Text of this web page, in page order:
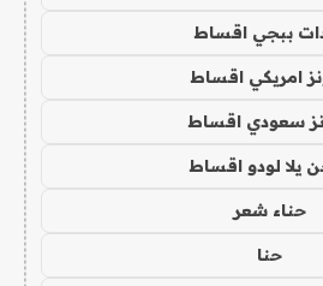
ببجي اقساط
امريكي اقساط
سعودي اقساط
يلا لودو اقساط
حناء شعر
حنا